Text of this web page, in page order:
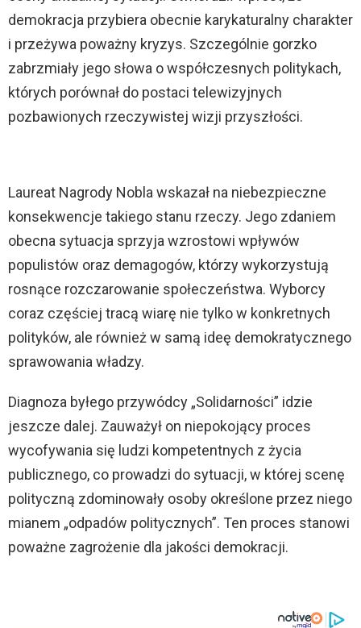
demokracja przybiera obecnie karykaturalny charakter
i przeżywa poważny kryzys. Szczególnie gorzko
zabrzmiały jego słowa o współczesnych politykach,
których porównał do postaci telewizyjnych
pozbawionych rzeczywistej wizji przyszłości.
Laureat Nagrody Nobla wskazał na niebezpieczne
konsekwencje takiego stanu rzeczy. Jego zdaniem
obecna sytuacja sprzyja wzrostowi wpływów
populistów oraz demagogów, którzy wykorzystują
rosnące rozczarowanie społeczeństwa. Wyborcy
coraz częściej tracą wiarę nie tylko w konkretnych
polityków, ale również w samą ideę demokratycznego
sprawowania władzy.
Diagnoza byłego przywódcy „Solidarności” idzie
jeszcze dalej. Zauważył on niepokojący proces
wycofywania się ludzi kompetentnych z życia
publicznego, co prowadzi do sytuacji, w której scenę
polityczną zdominowały osoby określone przez niego
mianem „odpadów politycznych”. Ten proces stanowi
poważne zagrożenie dla jakości demokracji.